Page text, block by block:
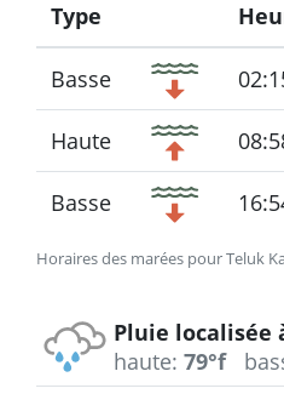
Horaires des marées pour Teluk
Type
Icon
Basse
Haute
Basse
Pluie localisée
haute: 79°f